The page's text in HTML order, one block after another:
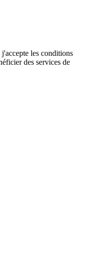
les conditions
des services de